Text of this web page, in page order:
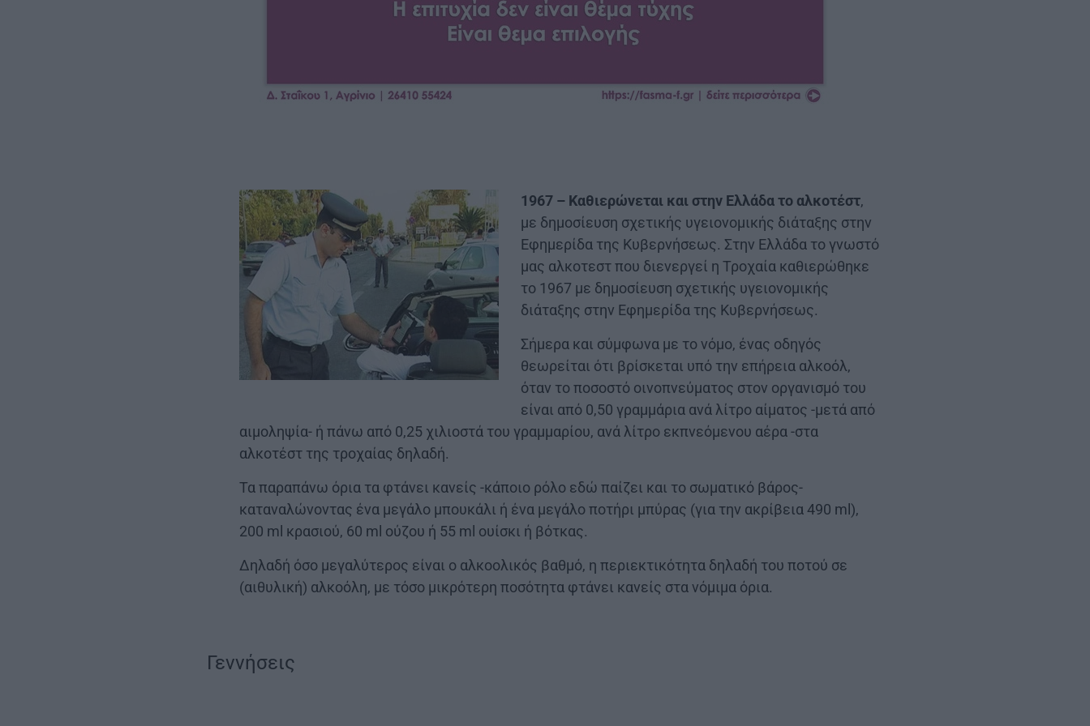
1967 – Καθιερώνεται και στην Ελλάδα το αλκοτέστ,
με δημοσίευση σχετικής υγειονομικής διάταξης στην
Εφημερίδα της Κυβερνήσεως. Στην Ελλάδα το γνωστό
μας αλκοτεστ που διενεργεί η Τροχαία καθιερώθηκε
το 1967 με δημοσίευση σχετικής υγειονομικής
διάταξης στην Εφημερίδα της Κυβερνήσεως.
Σήμερα και σύμφωνα με το νόμο, ένας οδηγός
θεωρείται ότι βρίσκεται υπό την επήρεια αλκοόλ,
όταν το ποσοστό οινοπνεύματος στον οργανισμό του
είναι από 0,50 γραµµάρια ανά λίτρο αίµατος -μετά από
αιμοληψία- ή πάνω από 0,25 χιλιοστά του γραµµαρίου, ανά λίτρο εκπνεόµενου αέρα -στα
αλκοτέστ της τροχαίας δηλαδή.
Τα παραπάνω όρια τα φτάνει κανείς -κάποιο ρόλο εδώ παίζει και το σωματικό βάρος-
καταναλώνοντας ένα μεγάλο μπουκάλι ή ένα μεγάλο ποτήρι μπύρας (για την ακρίβεια 490 ml),
200 ml κρασιού, 60 ml ούζου ή 55 ml ουίσκι ή βότκας.
Δηλαδή όσο μεγαλύτερος είναι ο αλκοολικός βαθμό, η περιεκτικότητα δηλαδή του ποτού σε
(αιθυλική) αλκοόλη, με τόσο μικρότερη ποσότητα φτάνει κανείς στα νόμιμα όρια.
Γεννήσεις